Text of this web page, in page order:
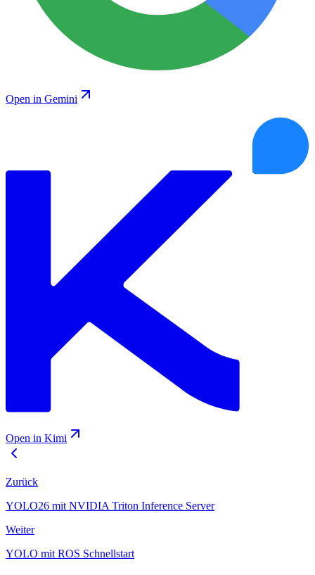
Open in Gemini
Open in Kimi
Zurück
YOLO26 mit NVIDIA Triton Inference Server
Weiter
YOLO mit ROS Schnellstart